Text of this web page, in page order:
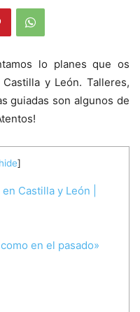
lo planes que os
y León. Talleres,
guiadas son algunos de
]
Castilla y León |
en el pasado»